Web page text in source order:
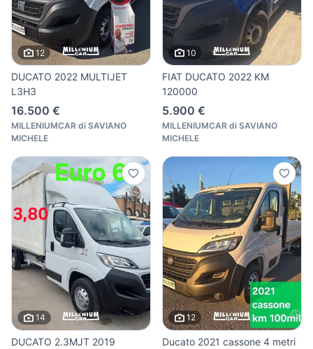
12
DUCATO 2022 MULTIJET
L3H3
16.500 €
MILLENIUMCAR di SAVIANO
MICHELE
10
FIAT DUCATO 2022 KM
120000
5.900 €
MILLENIUMCAR di SAVIANO
MICHELE
14
DUCATO 2.3MJT 2019
12
Ducato 2021 cassone 4 metri